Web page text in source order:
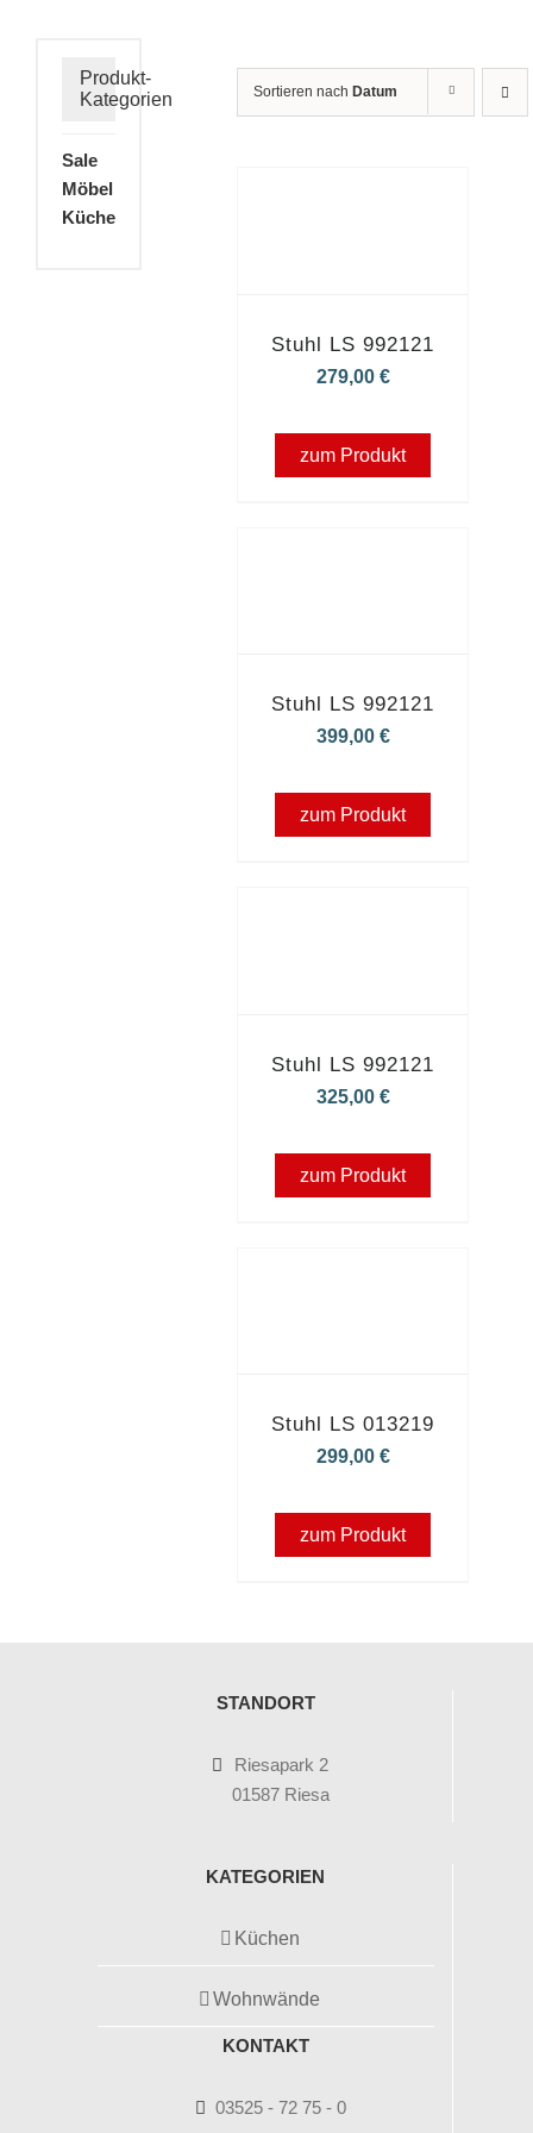
Sortieren nach Datum
Stuhl LS 992121
279,00 €
zum Produkt
Stuhl LS 992121
399,00 €
zum Produkt
Stuhl LS 992121
325,00 €
zum Produkt
Stuhl LS 013219
299,00 €
zum Produkt
Produkt-
Kategorien
Sale
Möbel
Küche
STANDORT
Riesapark 2
01587 Riesa
KATEGORIEN
Küchen
Wohnwände
KONTAKT
03525 - 72 75 - 0